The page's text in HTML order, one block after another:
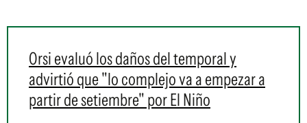
Orsi evaluó los daños del temporal y
advirtió que "lo complejo va a empezar a
partir de setiembre" por El Niño